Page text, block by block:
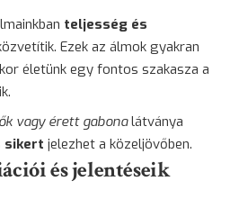
teljesség és
Ezek az álmok gyakran
életünk egy fontos szakasza a
vagy érett gabonalátványa
sikert jelezhet a közeljövőben.
és jelentéseik